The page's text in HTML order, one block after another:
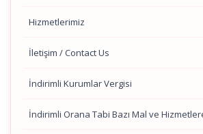
Hizmetlerimiz
İletişim / Contact Us
İndirimli Kurumlar Vergisi
İndirimli Orana Tabi Bazı Mal ve